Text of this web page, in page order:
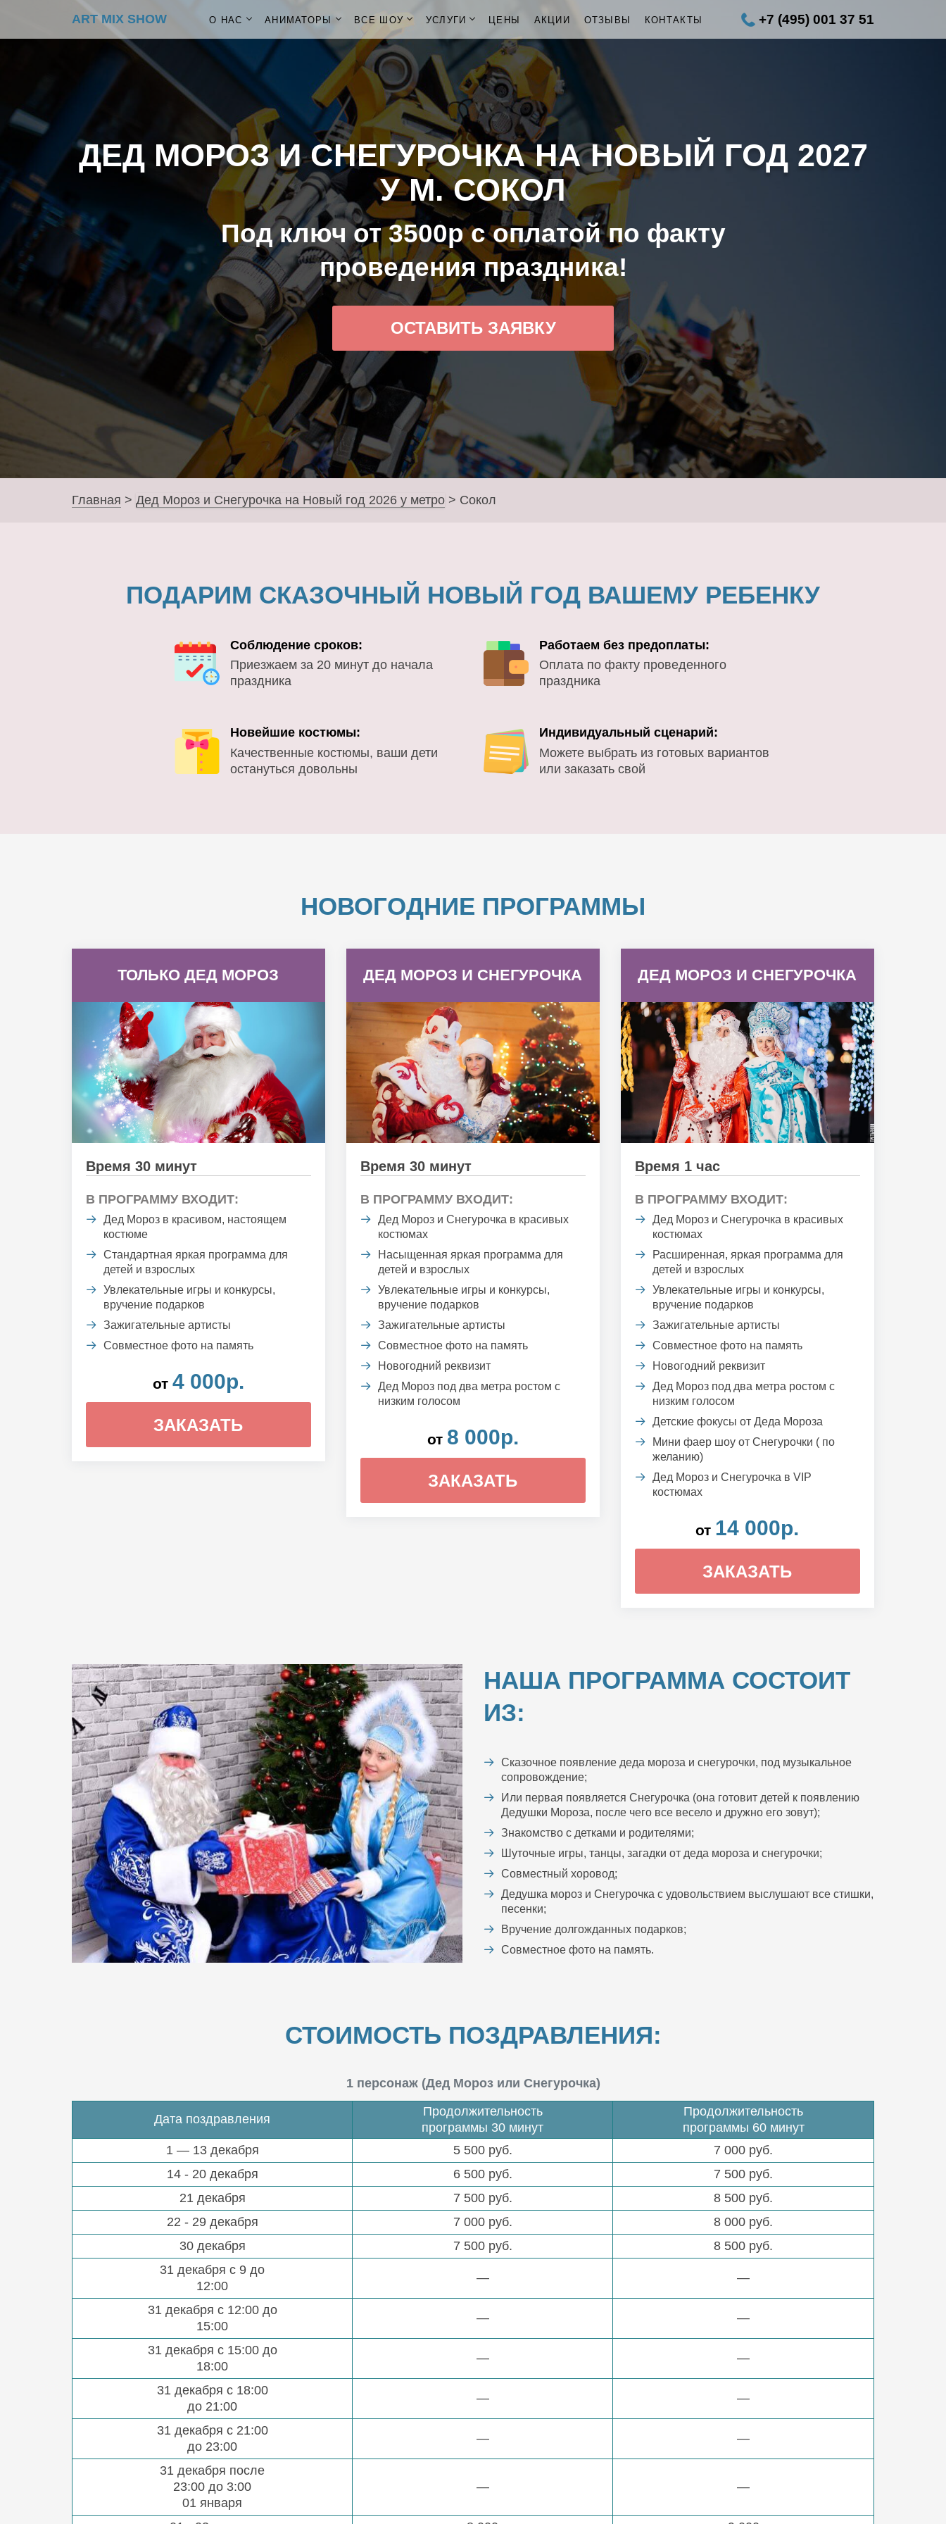
ART MIX SHOW О НАС АНИМАТОРЫ ВСЕ ШОУ УСЛУГИ ЦЕНЫ АКЦИИ ОТЗЫВЫ КОНТАКТЫ +7 (495) 001 37 51
ДЕД МОРОЗ И СНЕГУРОЧКА НА НОВЫЙ ГОД 2027
У М. СОКОЛ
Под ключ от 3500р с оплатой по факту
проведения праздника!
ОСТАВИТЬ ЗАЯВКУ
Главная > Дед Мороз и Снегурочка на Новый год 2026 у метро > Сокол
ПОДАРИМ СКАЗОЧНЫЙ НОВЫЙ ГОД ВАШЕМУ РЕБЕНКУ
Соблюдение сроков:
Приезжаем за 20 минут до начала
праздника
Работаем без предоплаты:
Оплата по факту проведенного
праздника
Новейшие костюмы:
Качественные костюмы, ваши дети
остануться довольны
Индивидуальный сценарий:
Можете выбрать из готовых вариантов
или заказать свой
НОВОГОДНИЕ ПРОГРАММЫ
ТОЛЬКО ДЕД МОРОЗ
Время 30 минут
В ПРОГРАММУ ВХОДИТ:
Дед Мороз в красивом, настоящем
костюме
Стандартная яркая программа для
детей и взрослых
Увлекательные игры и конкурсы,
вручение подарков
Зажигательные артисты
Совместное фото на память
от 4 000р.
ЗАКАЗАТЬ
ДЕД МОРОЗ И СНЕГУРОЧКА
Время 30 минут
В ПРОГРАММУ ВХОДИТ:
Дед Мороз и Снегурочка в красивых
костюмах
Насыщенная яркая программа для
детей и взрослых
Увлекательные игры и конкурсы,
вручение подарков
Зажигательные артисты
Совместное фото на память
Новогодний реквизит
Дед Мороз под два метра ростом с
низким голосом
от 8 000р.
ЗАКАЗАТЬ
ДЕД МОРОЗ И СНЕГУРОЧКА
Время 1 час
В ПРОГРАММУ ВХОДИТ:
Дед Мороз и Снегурочка в красивых
костюмах
Расширенная, яркая программа для
детей и взрослых
Увлекательные игры и конкурсы,
вручение подарков
Зажигательные артисты
Совместное фото на память
Новогодний реквизит
Дед Мороз под два метра ростом с
низким голосом
Детские фокусы от Деда Мороза
Мини фаер шоу от Снегурочки ( по
желанию)
Дед Мороз и Снегурочка в VIP
костюмах
от 14 000р.
ЗАКАЗАТЬ
НАША ПРОГРАММА СОСТОИТ
ИЗ:
Сказочное появление деда мороза и снегурочки, под музыкальное
сопровождение;
Или первая появляется Снегурочка (она готовит детей к появлению
Дедушки Мороза, после чего все весело и дружно его зовут);
Знакомство с детками и родителями;
Шуточные игры, танцы, загадки от деда мороза и снегурочки;
Совместный хоровод;
Дедушка мороз и Снегурочка с удовольствием выслушают все стишки,
песенки;
Вручение долгожданных подарков;
Совместное фото на память.
СТОИМОСТЬ ПОЗДРАВЛЕНИЯ:
1 персонаж (Дед Мороз или Снегурочка)
Дата поздравления
Продолжительность
программы 30 минут
Продолжительность
программы 60 минут
1 — 13 декабря
5 500 руб.
7 000 руб.
14 - 20 декабря
6 500 руб.
7 500 руб.
21 декабря
7 500 руб.
8 500 руб.
22 - 29 декабря
7 000 руб.
8 000 руб.
30 декабря
7 500 руб.
8 500 руб.
31 декабря с 9 до
12:00
— —
31 декабря с 12:00 до
15:00
— —
31 декабря с 15:00 до
18:00
— —
31 декабря с 18:00
до 21:00
— —
31 декабря с 21:00
до 23:00
— —
31 декабря после
23:00 до 3:00
01 января
— —